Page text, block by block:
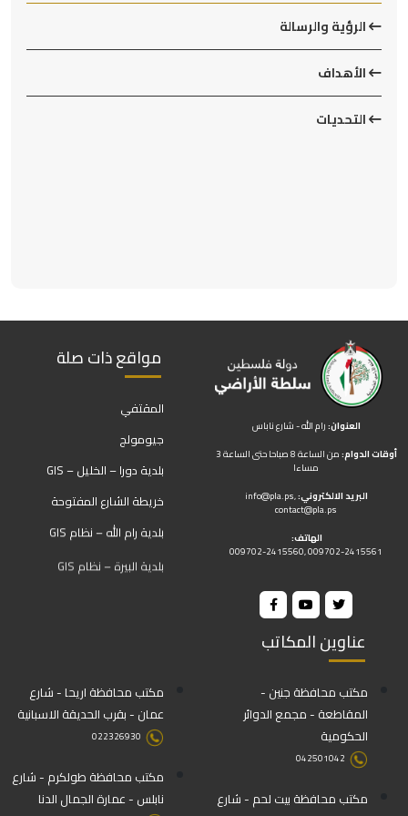
الرؤية والرسالة
الأهداف
التحديات
العنوان:رام الله - شارع ناباس
أوقات الدوام:
من الساعة 8 صباحا حتى الساعة 3
مساءا
البريد الالكتروني: info@pla.ps,
contact@pla.ps
الهاتف:
009702-2415560, 009702-2415561
عناوين المكاتب
مكتب محافظة جنين -
المقاطعة - مجمع الدوائر
الحكومية
042501042
مكتب محافظة بيت لحم - شارع
مكتب محافظة اريحا - شارع
عمان - بقرب الحديقة الاسبانية
022326930
مكتب محافظة طولكرم - شارع
نابلس - عمارة الجمال الدنا
مواقع ذات صلة
المقتفي
جيومولج
بلدية دورا – الخليل – GIS
خريطة الشارع المفتوحة
بلدية رام الله – نظام GIS
بلدية البيرة – نظام GIS